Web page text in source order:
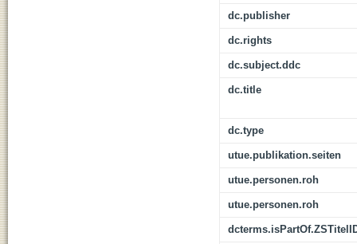
dc.publisher
dc.rights
dc.subject.ddc
dc.title
dc.type
utue.publikation.seiten
utue.personen.roh
utue.personen.roh